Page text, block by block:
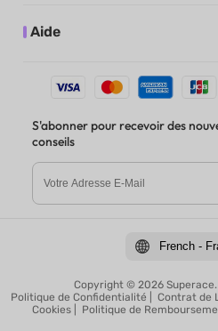
Aide
S'abonner pour recevoir des
conseils
French -
Copyright © 2026
Politique de Confidentialité
Contrat de
Cookies
Politique de